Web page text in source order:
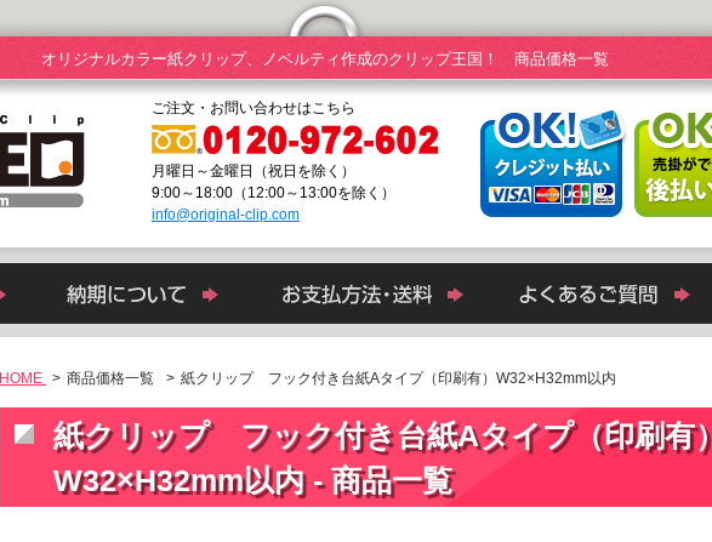
オリジナルカラー紙クリップ、ノベルティ作成のクリップ王国！ 商品価格一覧
ご注文・お問い合わせはこちら
月曜日～金曜日（祝日を除く）
9:00～18:00（12:00～13:00を除く）
info@original-clip.com
HOME > 商品価格一覧 紙クリップ フック付き台紙Aタイプ（印刷有）W32×H32mm以内
紙クリップ フック付き台紙Aタイプ（印刷有）
W32×H32mm以内 - 商品一覧